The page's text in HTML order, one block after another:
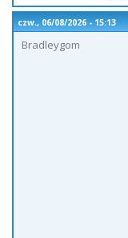
czw., 06/08/2026 - 15:13
Bradleygom